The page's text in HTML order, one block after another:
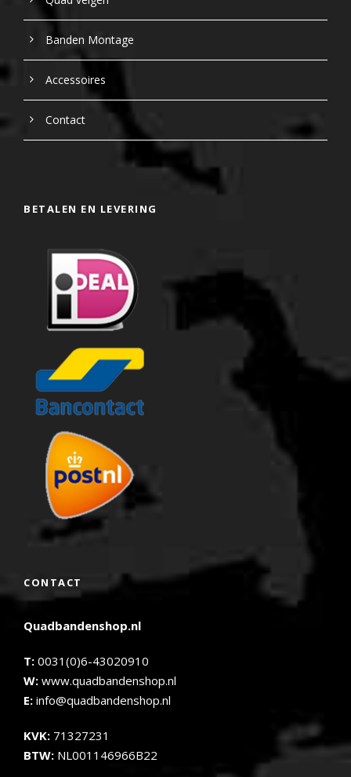
Banden Montage
Accessoires
Contact
BETALEN EN LEVERING
CONTACT
Quadbandenshop.nl
T: 0031(0)6-43020910
W: www.quadbandenshop.nl
E: info@quadbandenshop.nl
KVK: 71327231
BTW: NL001146966B22